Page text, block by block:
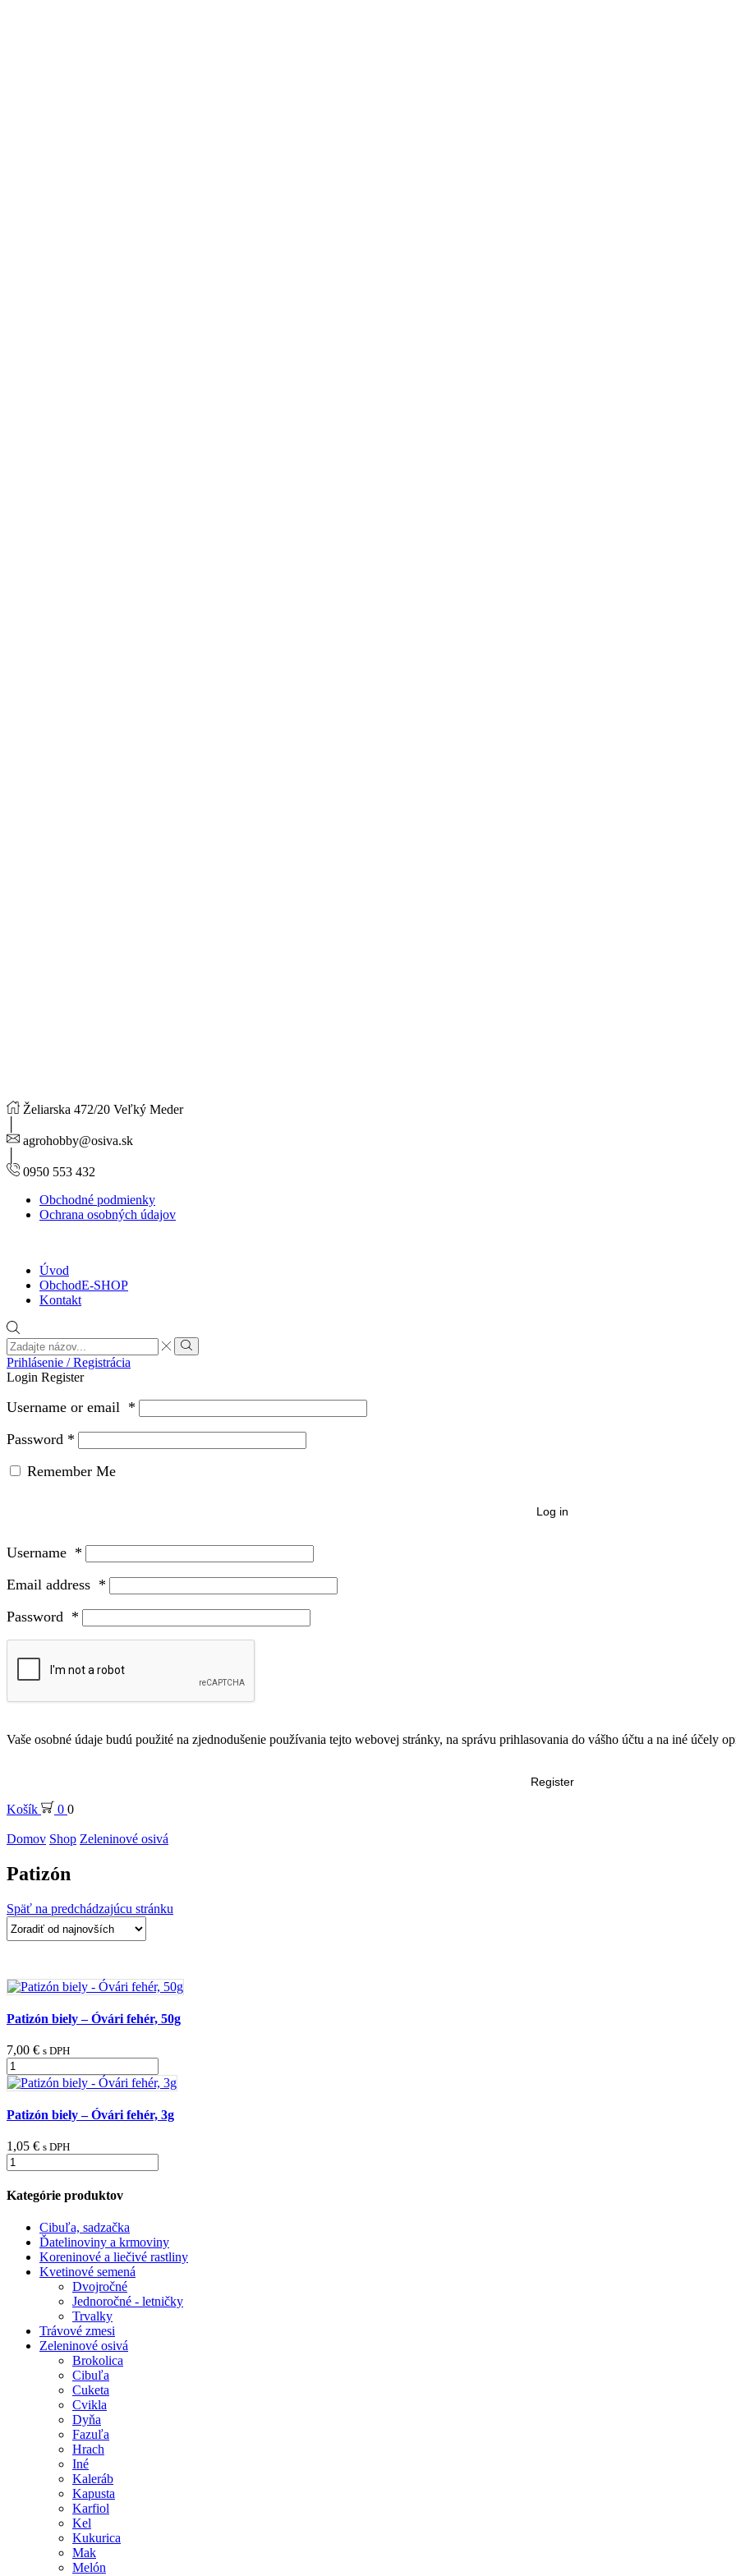
Želiarska 472/20 Veľký Meder
agrohobby@osiva.sk
0950 553 432
Obchodné podmienky
Ochrana osobných údajov
Úvod
ObchodE-SHOP
Kontakt
Search
input
Search
Prihlásenie / Registrácia
Login Register
Username or email *
Password *
Remember Me
Log in
Username *
Email address *
Password *
Vaše osobné údaje budú použité na zjednodušenie používania tejto webovej stránky, na správu prihlasovania do vášho účtu a na iné účely
Register
Košík 0 0
Domov Shop Zeleninové osivá
Patizón
Späť na predchádzajúcu stránku
Patizón biely – Óvári fehér, 50g
7,00 € s DPH
množstvo
Patizón
biely
-
Óvári
50g
Patizón biely – Óvári fehér, 3g
1,05 € s DPH
množstvo
Patizón
biely
-
fehér,
Kategórie produktov
Cibuľa, sadzačka
Ďatelinoviny a krmoviny
Koreninové a liečivé rastliny
Kvetinové semená
Dvojročné
Jednoročné - letničky
Trvalky
Trávové zmesi
Zeleninové osivá
Brokolica
Cibuľa
Cuketa
Cvikla
Dyňa
Fazuľa
Hrach
Iné
Kaleráb
Kapusta
Karfiol
Kel
Kukurica
Mak
Melón